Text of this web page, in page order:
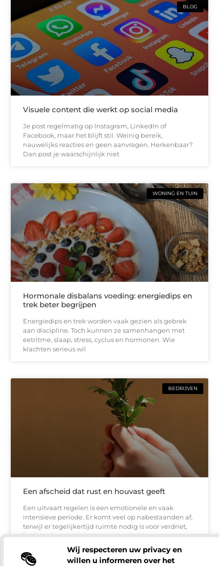
Wij respecteren uw privacy en
willen u informeren over het
BLOG
Visuele content die werkt op social media
Je post regelmatig op Instagram, LinkedIn of
Facebook, maar het blijft stil. Weinig bereik,
nauwelijks reacties en geen aanvragen. Herkenbaar?
Dan post je waarschijnlijk niet
WONING EN TUIN
Hormonale disbalans voeding: energiedips en
trek beter begrijpen
Energiedips en trek worden vaak gezien als gebrek
aan discipline. Toch kunnen ze samenhangen met
eetritme, slaap, stress, cyclus en hormonen. Wie
klachten serieus wil
BEDRIJVEN
Een afscheid dat rust en houvast geeft
Een uitvaart regelen is een emotionele en vaak
intensieve periode. Er komt veel op nabestaanden af,
terwijl er tegelijkertijd ruimte nodig is voor verdriet,
herinneringen